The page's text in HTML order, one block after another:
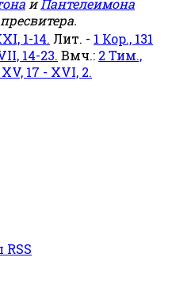
иПантелеимона
пресвитера.
1-14. Лит. - 1 Кор., 131
14-23. Вмч.: 2 Тим.,
17 - XVI, 2.
RSS